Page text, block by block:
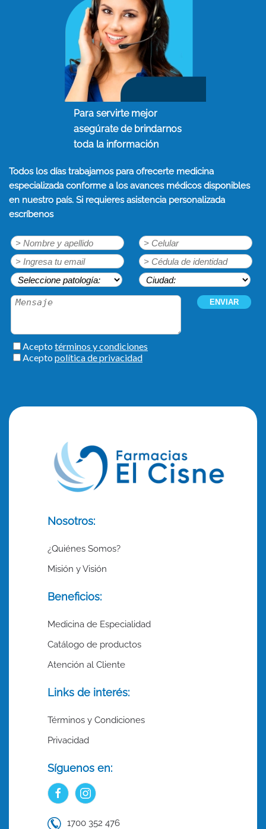
Para servirte mejor
asegúrate de brindarnos
toda la información
Todos los días trabajamos para ofrecerte medicina
especializada conforme a los avances médicos disponibles
en nuestro país. Si requieres asistencia personalizada
escríbenos
Nosotros:
¿Quiénes Somos?
Misión y Visión
Beneficios:
Medicina de Especialidad
Catálogo de productos
Atención al Cliente
Links de interés:
Términos y Condiciones
Privacidad
Síguenos en:
1700 352 476